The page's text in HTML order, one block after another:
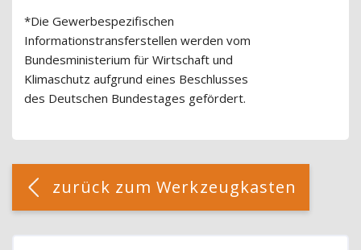
*Die Gewerbespezifischen
Informationstransferstellen werden vom
Bundesministerium für Wirtschaft und
Klimaschutz aufgrund eines Beschlusses
des Deutschen Bundestages gefördert.
Blöcke
[Cocoon] Custom HTML überspringen
zurück zum Werkzeugkasten